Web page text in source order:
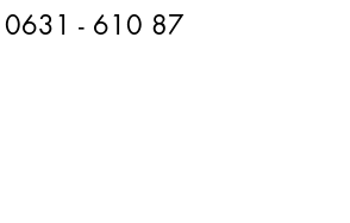
0631 - 610 87